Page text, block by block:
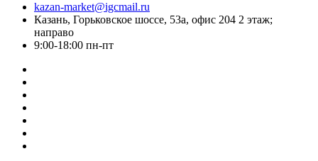
kazan-market@igcmail.ru
Казань, ​Горьковское шоссе, 53а, офис 204 2 этаж;
направо
9:00-18:00 пн-пт